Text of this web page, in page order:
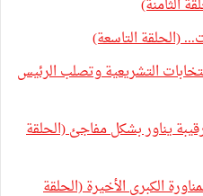
الثامنة)
(الحلقة التاسعة)
التشريعية وتصلب الرئيس
يناور بشكل مفاجئ (الحلقة
الكبرى الأخيرة (الحلقة